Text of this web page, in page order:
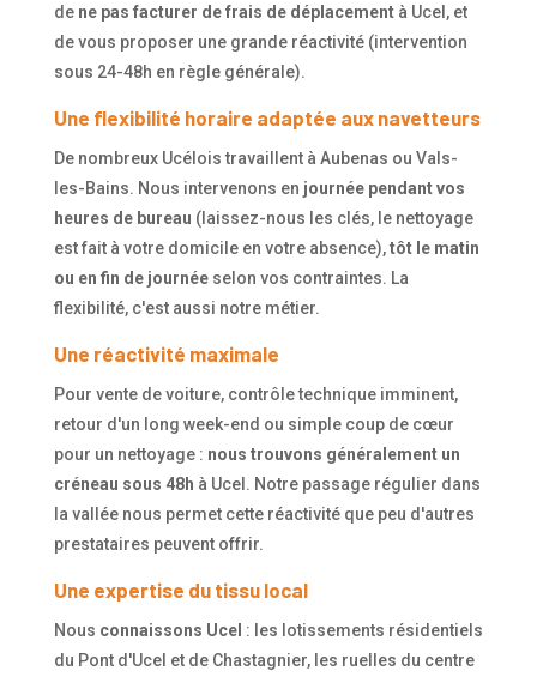
de ne pas facturer de frais de déplacementà Ucel, et
de vous proposer une grande réactivité (intervention
sous 24-48h en règle générale).
Une flexibilité horaire adaptée aux navetteurs
De nombreux Ucélois travaillent à Aubenas ou Vals-
les-Bains. Nous intervenons en journée pendant vos
heures de bureau (laissez-nous les clés, le nettoyage
est fait à votre domicile en votre absence),tôt le matin
ou en fin de journéeselon vos contraintes. La
flexibilité, c'est aussi notre métier.
Une réactivité maximale
Pour vente de voiture, contrôle technique imminent,
retour d'un long week-end ou simple coup de cœur
pour un nettoyage : nous trouvons généralement un
créneau sous 48h à Ucel. Notre passage régulier dans
la vallée nous permet cette réactivité que peu d'autres
prestataires peuvent offrir.
Une expertise du tissu local
Nous connaissons Ucel : les lotissements résidentiels
du Pont d'Ucel et de Chastagnier, les ruelles du centre